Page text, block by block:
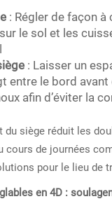
: Régler de façon à
le sol et les
: Laisser un
entre le bord avant
afin d’éviter la
du siège réduit les
cours de journées
pour le lieu de
en 4D :